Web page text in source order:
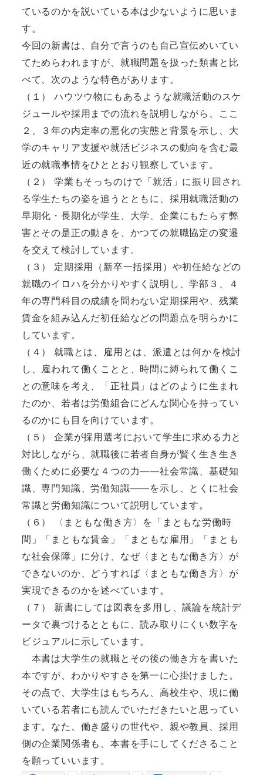
ているのかを説いている本は少ないように思いま
す。
今回の新書は、自分で言うのも自己宣伝めいてい
てためらわれますが、就職問題を扱った類書と比
べて、次のような特色があります。
（１） ハウツウ物にもあるような就職活動のスケ
ジュールや採用までの流れを説明しながら、ここ
２、３年の内定率の悪化の実態と背景を示し、大
学のキャリア支援や就活ビジネスの動向を含む最
近の就職事情をひととおり観察しています。
（２） 学業もそっちのけで「就活」に振り回され
る学生たちの姿を追うとともに、採用就職活動の
早期化・長期化が学生、大学、企業にもたらす弊
害とその是正の動きを、かつての就職協定の変遷
を交えて検討しています。
（３） 定期採用（新卒一括採用）や初任給などの
就職のイロハを分かりやすく説明し、学部３、４
年の専門科目の成績を問わない定期採用や、残業
賃金を組み込んだ初任給などの問題点を明らかに
しています。
（４） 就職とは、雇用とは、派遣とは何かを検討
し、雇われて働くことと、時間に縛られて働くこ
との意味を考え、「正社員」はどのように生まれ
たのか、若者は労働組合にどんな関心を持ってい
るのかにも目を向けています。
（５） 企業が採用選考において学生に求める力と
対比しながら、就職後に若者自身が賢く生き生き
働くために必要な４つの力――社会常識、基礎知
識、専門知識、労働知識――を示し、とくに社会
常識と労働知識について説明しています。
（６） 〈まともな働き方〉を「まともな労働時
間」「まともな賃金」「まともな雇用」「まとも
な社会保障」に分け、なぜ〈まともな働き方〉が
できないのか、どうすれば〈まともな働き方〉が
実現できるのかを述べています。
（７） 新書にしては図表を多用し、議論を統計デ
ータで裏づけるとともに、読み取りにくい数字を
ビジュアルに示しています。
本書は大学生の就職とその後の働き方を書いた
本ですが、わかりやすさを第一に心掛けました。
その点で、大学生はもちろん、高校生や、現に働
いている若者にも読んでいただきたいと思ってい
ます。なた、働き盛りの世代や、親や教員、採用
側の企業関係者も、本書を手にしてくださること
を願っていいます。